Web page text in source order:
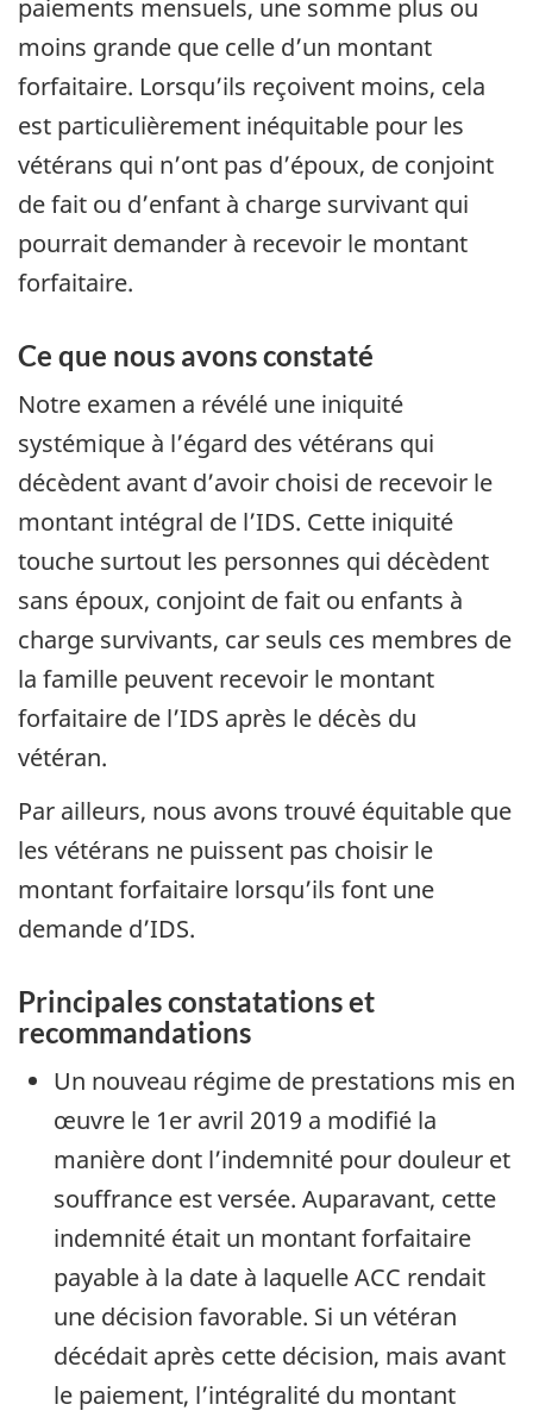
paiements mensuels, une somme plus ou
moins grande que celle d’un montant
forfaitaire. Lorsqu’ils reçoivent moins, cela
est particulièrement inéquitable pour les
vétérans qui n’ont pas d’époux, de conjoint
de fait ou d’enfant à charge survivant qui
pourrait demander à recevoir le montant
forfaitaire.
Ce que nous avons constaté
Notre examen a révélé une iniquité
systémique à l’égard des vétérans qui
décèdent avant d’avoir choisi de recevoir le
montant intégral de l’IDS. Cette iniquité
touche surtout les personnes qui décèdent
sans époux, conjoint de fait ou enfants à
charge survivants, car seuls ces membres de
la famille peuvent recevoir le montant
forfaitaire de l’IDS après le décès du
vétéran.
Par ailleurs, nous avons trouvé équitable que
les vétérans ne puissent pas choisir le
montant forfaitaire lorsqu’ils font une
demande d’IDS.
Principales constatations et
recommandations
Un nouveau régime de prestations mis en
œuvre le 1er avril 2019 a modifié la
manière dont l’indemnité pour douleur et
souffrance est versée. Auparavant, cette
indemnité était un montant forfaitaire
payable à la date à laquelle ACC rendait
une décision favorable. Si un vétéran
décédait après cette décision, mais avant
le paiement, l’intégralité du montant